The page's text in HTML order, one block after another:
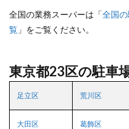
全国の業務スーパーは「全国
覧 」をご覧ください。
東京都23区の駐車
足立区 荒川区
大田区 葛飾区